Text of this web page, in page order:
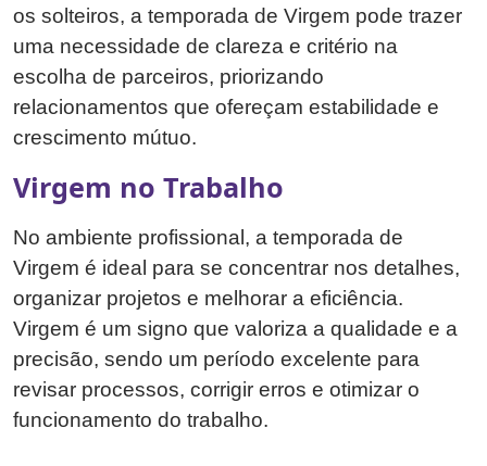
os solteiros, a temporada de Virgem pode trazer
uma necessidade de clareza e critério na
escolha de parceiros, priorizando
relacionamentos que ofereçam estabilidade e
crescimento mútuo.
Virgem no Trabalho
No ambiente profissional, a temporada de
Virgem é ideal para se concentrar nos detalhes,
organizar projetos e melhorar a eficiência.
Virgem é um signo que valoriza a qualidade e a
precisão, sendo um período excelente para
revisar processos, corrigir erros e otimizar o
funcionamento do trabalho.